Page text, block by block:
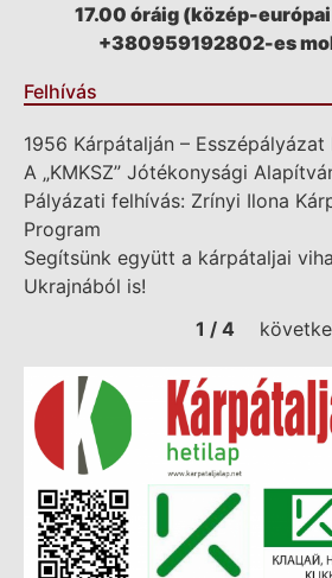
17.00 óráig (közép-
+380959192802-es
Felhívás
1956 Kárpátalján –
A „KMKSZ” Jótékonysági
Pályázati felhívás: Zrínyi Ilona
Program
Segítsünk együtt a kárpátaljai
Ukrajnából is!
1 / 4